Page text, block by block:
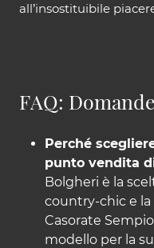
all’insostituibile
FAQ:
Perché
punto vendita
Bolgheri è la
country-chic e la
Casorate
modello per la